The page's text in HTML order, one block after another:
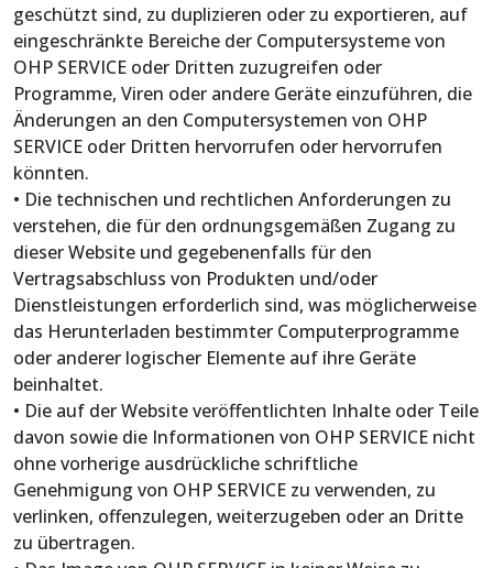
geschützt sind, zu duplizieren oder zu exportieren, auf
eingeschränkte Bereiche der Computersysteme von
OHP SERVICE oder Dritten zuzugreifen oder
Programme, Viren oder andere Geräte einzuführen, die
Änderungen an den Computersystemen von OHP
SERVICE oder Dritten hervorrufen oder hervorrufen
könnten.
• Die technischen und rechtlichen Anforderungen zu
verstehen, die für den ordnungsgemäßen Zugang zu
dieser Website und gegebenenfalls für den
Vertragsabschluss von Produkten und/oder
Dienstleistungen erforderlich sind, was möglicherweise
das Herunterladen bestimmter Computerprogramme
oder anderer logischer Elemente auf ihre Geräte
beinhaltet.
• Die auf der Website veröffentlichten Inhalte oder Teile
davon sowie die Informationen von OHP SERVICE nicht
ohne vorherige ausdrückliche schriftliche
Genehmigung von OHP SERVICE zu verwenden, zu
verlinken, offenzulegen, weiterzugeben oder an Dritte
zu übertragen.